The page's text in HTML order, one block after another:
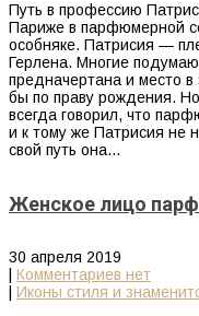
Путь в профессию
Париже в парфюмерной
особняке. Патрисия —
Герлена. Многие
предначертана и место
бы по праву рождения.
всегда говорил, что
и к тому же Патрисия не
свой путь она…
Женское лицо
30 апреля 2019
| Комментариев нет
| Иконы стиля и